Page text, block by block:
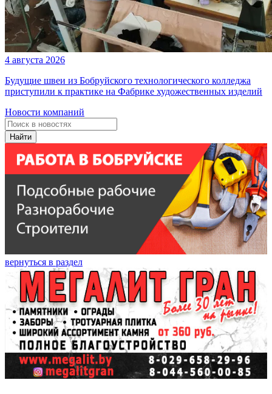
4 августа 2026
Будущие швеи из Бобруйского технологического колледжа
приступили к практике на Фабрике художественных изделий
Новости компаний
Найти
вернуться в раздел